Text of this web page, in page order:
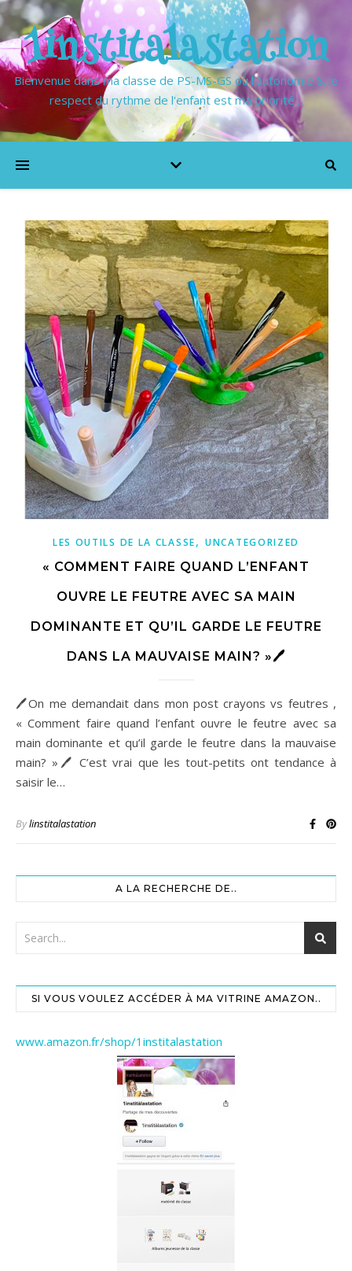
1institalastation
Bienvenue dans ma classe de PS-MS-GS où l'autonomie & le
respect du rythme de l'enfant est ma priorité…
LES OUTILS DE LA CLASSE, UNCATEGORIZED
« COMMENT FAIRE QUAND L’ENFANT
OUVRE LE FEUTRE AVEC SA MAIN
DOMINANTE ET QU’IL GARDE LE FEUTRE
DANS LA MAUVAISE MAIN? »🖊
🖊On me demandait dans mon post crayons vs feutres ,
« Comment faire quand l’enfant ouvre le feutre avec sa
main dominante et qu’il garde le feutre dans la mauvaise
main? »🖊 C’est vrai que les tout-petits ont tendance à
saisir le…
Bylinstitalastation
A LA RECHERCHE DE..
SI VOUS VOULEZ ACCÉDER À MA VITRINE AMAZON..
www.amazon.fr/shop/1institalastation